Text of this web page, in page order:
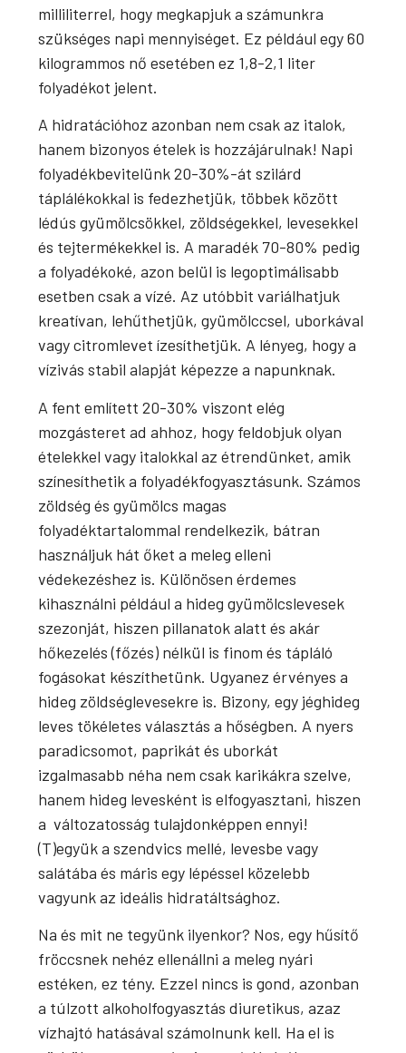
milliliterrel, hogy megkapjuk a számunkra
szükséges napi mennyiséget. Ez például egy 60
kilogrammos nő esetében ez 1,8-2,1 liter
folyadékot jelent.
A hidratációhoz azonban nem csak az italok,
hanem bizonyos ételek is hozzájárulnak! Napi
folyadékbevitelünk 20-30%-át szilárd
táplálékokkal is fedezhetjük, többek között
lédús gyümölcsökkel, zöldségekkel, levesekkel
és tejtermékekkel is. A maradék 70-80% pedig
a folyadékoké, azon belül is legoptimálisabb
esetben csak a vízé. Az utóbbit variálhatjuk
kreatívan, lehűthetjük, gyümölccsel, uborkával
vagy citromlevet ízesíthetjük. A lényeg, hogy a
vízivás stabil alapját képezze a napunknak.
A fent említett 20-30% viszont elég
mozgásteret ad ahhoz, hogy feldobjuk olyan
ételekkel vagy italokkal az étrendünket, amik
színesíthetik a folyadékfogyasztásunk. Számos
zöldség és gyümölcs magas
folyadéktartalommal rendelkezik, bátran
használjuk hát őket a meleg elleni
védekezéshez is. Különösen érdemes
kihasználni például a hideg gyümölcslevesek
szezonját, hiszen pillanatok alatt és akár
hőkezelés (főzés) nélkül is finom és tápláló
fogásokat készíthetünk. Ugyanez érvényes a
hideg zöldséglevesekre is. Bizony, egy jéghideg
leves tökéletes választás a hőségben. A nyers
paradicsomot, paprikát és uborkát
izgalmasabb néha nem csak karikákra szelve,
hanem hideg levesként is elfogyasztani, hiszen
a változatosság tulajdonképpen ennyi!
(T)együk a szendvics mellé, levesbe vagy
salátába és máris egy lépéssel közelebb
vagyunk az ideális hidratáltsághoz.
Na és mit ne tegyünk ilyenkor? Nos, egy hűsítő
fröccsnek nehéz ellenállni a meleg nyári
estéken, ez tény. Ezzel nincs is gond, azonban
a túlzott alkoholfogyasztás diuretikus, azaz
vízhajtó hatásával számolnunk kell. Ha el is